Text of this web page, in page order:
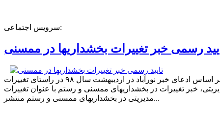
سرویس اجتماعی:
رسمی خبر تغییرات بخشداریها در ممسنی
بر اساس ادعای خبر نورآباد در اردیبهشت سال ۹۸ در راستای تغییرات
خبر تغییرات در بخشداریهای ممسنی و رستم با عنوان تغییرات
مدیریتی در بخشداریهای ممسنی و رستم منتشر...